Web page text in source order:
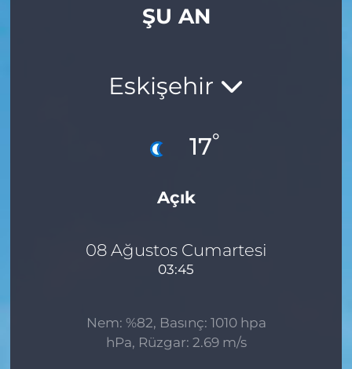
ŞU AN
Eskişehir
17°
Açık
08 Ağustos Cumartesi
03:45
Nem: %82, Basınç: 1010 hpa
hPa, Rüzgar: 2.69 m/s